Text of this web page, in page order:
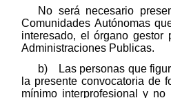
No será necesario
Comunidades Autónomas
interesado, el órgano
Administraciones Publicas.
b) Las personas que
la presente convocatoria de
mínimo interprofesional y